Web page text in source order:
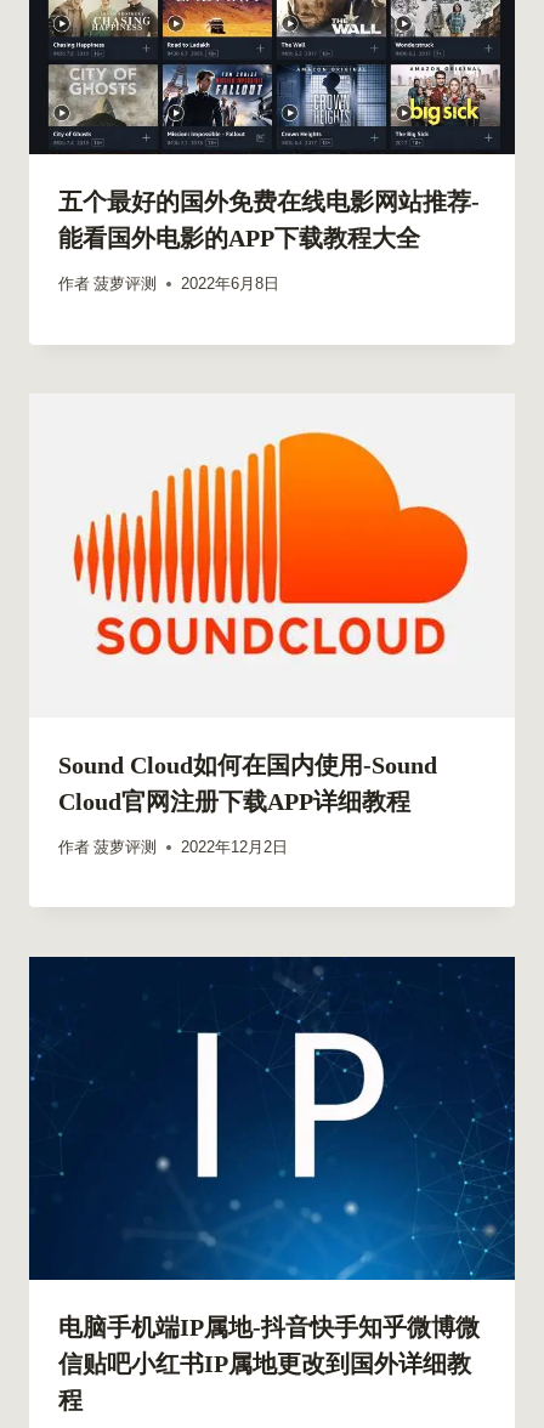
五个最好的国外免费在线电影网站推荐-
能看国外电影的APP下载教程大全
作者 菠萝评测 2022年6月8日
Sound Cloud如何在国内使用-Sound
Cloud官网注册下载APP详细教程
作者 菠萝评测 2022年12月2日
电脑手机端IP属地-抖音快手知乎微博微
信贴吧小红书IP属地更改到国外详细教
程